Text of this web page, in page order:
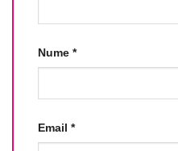
Nume *
Email *